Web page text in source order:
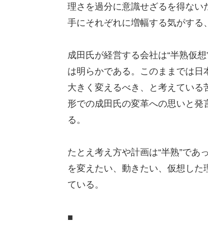
理さを過分に意識せざるを得な
手にそれぞれに増幅する気がする
成田氏が経営する会社は“半熟仮
は明らかである。このままでは
大きく変えるべき、と考えてい
形での成田氏の変革への思いと発
る。
たとえ考え方や計画は“半熟”で
を変えたい、動きたい、仮想し
ている。
■